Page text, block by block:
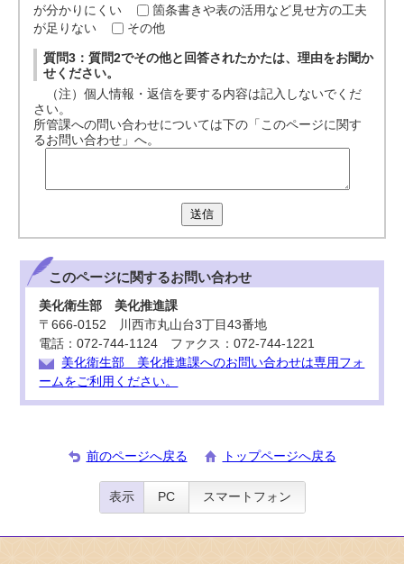
が分かりにくい
箇条書きや表の活用など見せ方の工夫
が足りない
その他
質問3：質問2でその他と回答されたかたは、理由をお聞か
せください。
（注）個人情報・返信を要する内容は記入しないでくだ
さい。
所管課への問い合わせについては下の「このページに関す
るお問い合わせ」へ。
送信
このページに関するお問い合わせ
美化衛生部 美化推進課
〒666-0152 川西市丸山台3丁目43番地
電話：072-744-1124 ファクス：072-744-1221
美化衛生部 美化推進課へのお問い合わせは専用フォ
ームをご利用ください。
前のページへ戻る トップページへ戻る
表示 PC スマートフォン